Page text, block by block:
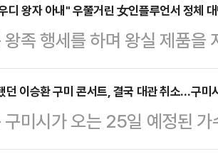
송달되지 않았다.현행 형사소
넘겨받는 즉시 피고인에게
록접수통지서를…
을 다시금 상기시키고 있다.
떨어진 신뢰도를 입증했으며,
대한 기대감도 크지 않은 상
14일, MBC는 뉴스 특보로
다. 평균 6% 내외의 시청률
청률을 기록…
디 왕자 아내" 우쭐거린 女인플루언서 정체
왕족 행세를 하며 왕실 제품을
언서들의 계정이 삭제됐다
에 따르면 외국인 배
저질 제품을 판매한 인플루언
다.중국 소셜미디어 '더우인'
던 이승환 구미 콘서트, 결국 대관 취소…구미
구미시가 오는 25일 예정된
결정했다.김장호 구미시장